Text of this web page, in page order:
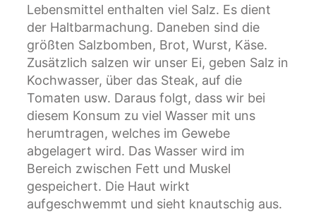
Lebensmittel enthalten viel Salz. Es dient
der Haltbarmachung. Daneben sind die
größten Salzbomben, Brot, Wurst, Käse.
Zusätzlich salzen wir unser Ei, geben Salz in
Kochwasser, über das Steak, auf die
Tomaten usw. Daraus folgt, dass wir bei
diesem Konsum zu viel Wasser mit uns
herumtragen, welches im Gewebe
abgelagert wird. Das Wasser wird im
Bereich zwischen Fett und Muskel
gespeichert. Die Haut wirkt
aufgeschwemmt und sieht knautschig aus.